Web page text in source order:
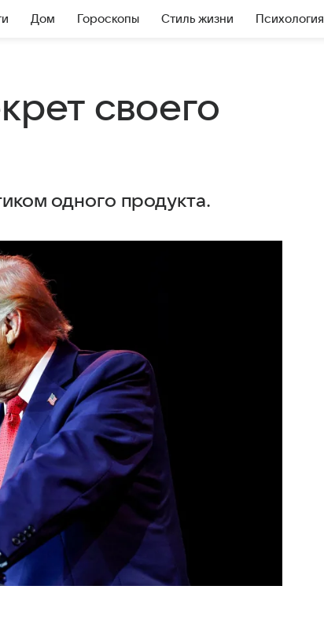
Дом Гороскопы Стиль жизни Психология
своего
одного продукта.